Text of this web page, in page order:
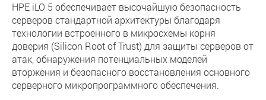
HPE iLO 5 обеспечивает высочайшую безопасность
серверов стандартной архитектуры благодаря
технологии встроенного в микросхемы корня
доверия (Silicon Root of Trust) для защиты серверов от
атак, обнаружения потенциальных моделей
вторжения и безопасного восстановления основного
серверного микропрограммного обеспечения.